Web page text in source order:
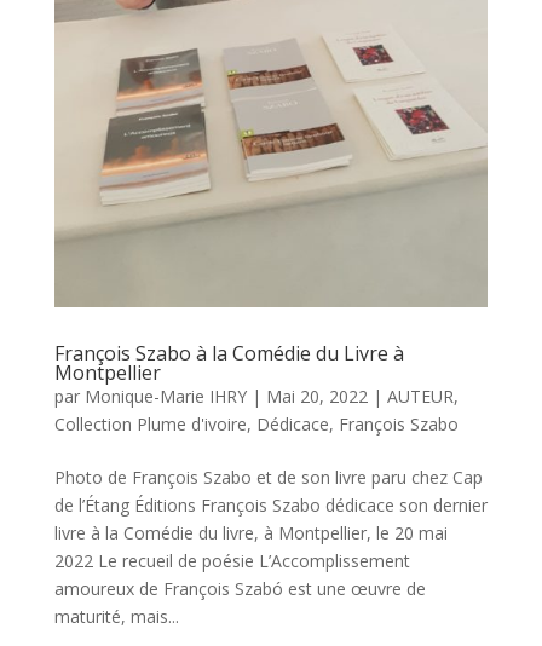
François Szabo à la Comédie du Livre à
Montpellier
par Monique-Marie IHRY| Mai 20, 2022| AUTEUR,
Collection Plume d'ivoire, Dédicace, François Szabo
Photo de François Szabo et de son livre paru chez Cap
de l’Étang Éditions François Szabo dédicace son dernier
livre à la Comédie du livre, à Montpellier, le 20 mai
2022 Le recueil de poésie L’Accomplissement
amoureux de François Szabó est une œuvre de
maturité, mais...